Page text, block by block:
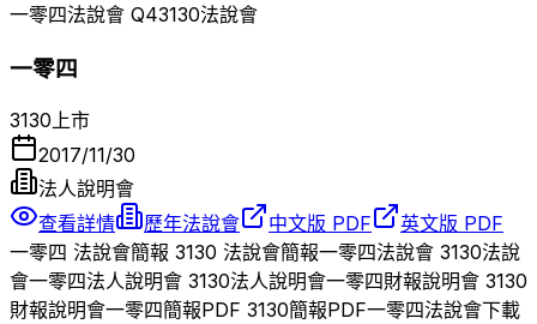
一零四法說會 Q43130法說會
一零四
3130上市
2017/11/30
法人說明會
查看詳情
歷年法說會 中文版 PDF
英文版 PDF
一零四 法說會簡報 3130 法說會簡報一零四法說會 3130法說
會一零四法人說明會 3130法人說明會一零四財報說明會 3130
財報說明會一零四簡報PDF 3130簡報PDF一零四法說會下載